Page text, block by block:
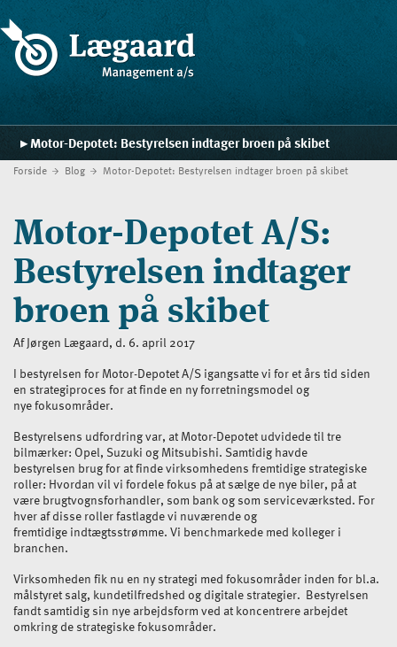
Motor-Depotet: Bestyrelsen indtager broen på skibet
Ydelser
Blog
Cases
Forside Blog Motor-Depotet: Bestyrelsen indtager broen på skibet
Motor-Depotet A/S:
Bestyrelsen indtager
broen på skibet
Af Jørgen Lægaard, d. 6. april 2017
I bestyrelsen for Motor-Depotet A/S igangsatte vi for et års tid siden
en strategiproces for at finde en ny forretningsmodel og
nye fokusområder.
Bestyrelsens udfordring var, at Motor-Depotet udvidede til tre
bilmærker: Opel, Suzuki og Mitsubishi. Samtidig havde
bestyrelsen brug for at finde virksomhedens fremtidige strategiske
roller: Hvordan vil vi fordele fokus på at sælge de nye biler, på at
være brugtvognsforhandler, som bank og som serviceværksted. For
hver af disse roller fastlagde vi nuværende og
fremtidige indtægtsstrømme. Vi benchmarkede med kolleger i
branchen.
Virksomheden fik nu en ny strategi med fokusområder inden for bl.a.
målstyret salg, kundetilfredshed og digitale strategier. Bestyrelsen
fandt samtidig sin nye arbejdsform ved at koncentrere arbejdet
omkring de strategiske fokusområder.